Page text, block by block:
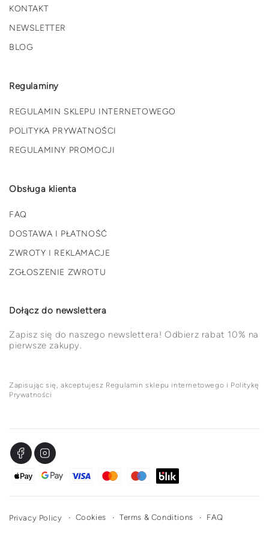
KONTAKT
NEWSLETTER
BLOG
Regulaminy
REGULAMIN SKLEPU INTERNETOWEGO
POLITYKA PRYWATNOŚCI
REGULAMINY PROMOCJI
Obsługa klienta
FAQ
DOSTAWA I PŁATNOŚĆ
ZWROTY I REKLAMACJE
ZGŁOSZENIE ZWROTU
Dołącz do newslettera
Zapisz się do naszego newslettera! Odbierz rabat 10% na
pierwsze zakupy.
Zapisując się, akceptujesz Regulamin sklepu internetowego i Politykę
Prywatności
FacebookInstagram
Metody
Privacy Policy Cookies Terms & Conditions FAQ